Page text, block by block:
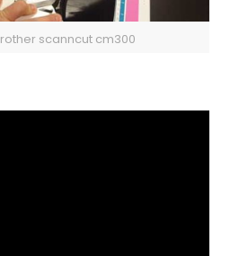
scanncut cm300